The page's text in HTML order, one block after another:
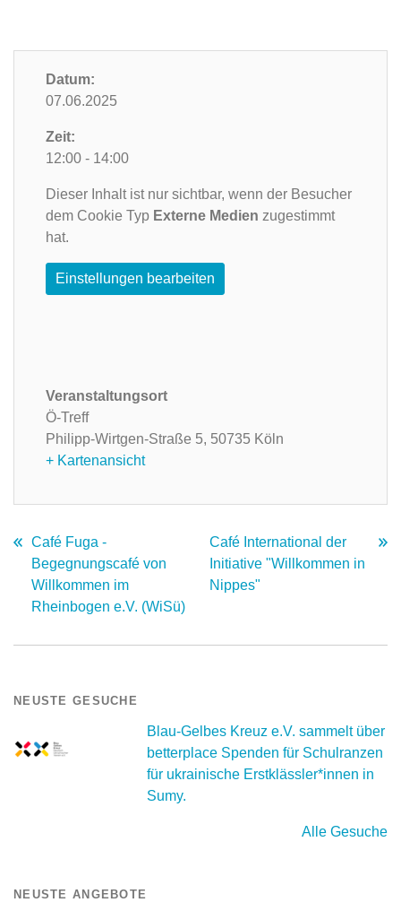
Datum:
07.06.2025
Zeit:
12:00 - 14:00
Dieser Inhalt ist nur sichtbar, wenn der Besucher
dem Cookie Typ Externe Medien zugestimmt
hat.
Einstellungen bearbeiten
Veranstaltungsort
Ö-Treff
Philipp-Wirtgen-Straße 5, 50735 Köln
+ Kartenansicht
Café Fuga -
Begegnungscafé von
Willkommen im
Rheinbogen e.V. (WiSü)
Café International der
Initiative "Willkommen in
Nippes"
NEUSTE GESUCHE
Blau-Gelbes Kreuz e.V. sammelt über
betterplace Spenden für Schulranzen
für ukrainische Erstklässler*innen in
Sumy.
Alle Gesuche
NEUSTE ANGEBOTE